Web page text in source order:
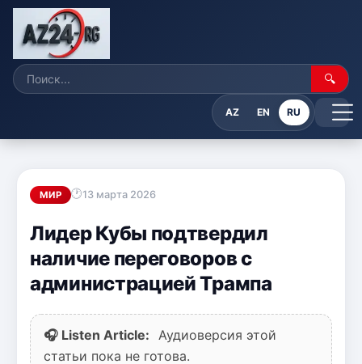
🔍
AZ EN RU
МИР 13 марта 2026
Лидер Кубы подтвердил
наличие переговоров с
администрацией Трампа
🎧 Listen Article:
Аудиоверсия этой
статьи пока не готова.